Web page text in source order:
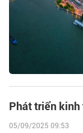
Phát triển kinh
05/09/2025 09:53